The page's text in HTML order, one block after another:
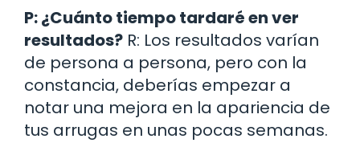
P: ¿Cuánto tiempo tardaré en ver
resultados? R: Los resultados varían
de persona a persona, pero con la
constancia, deberías empezar a
notar una mejora en la apariencia de
tus arrugas en unas pocas semanas.